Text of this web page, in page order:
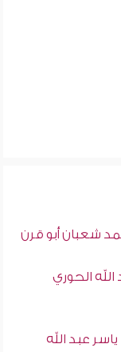
شعبان أبو قرن
الحوري
عبد الله